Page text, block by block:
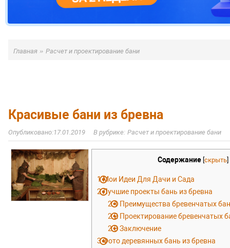
Главная » Расчет и проектирование бани
Красивые бани из бревна
17.01.2019 Расчет и проектирование бани
Содержание скрыть]
1Мои Идеи Для Дачи и Сада
2Лучшие проекты бань из бревна
2.1 Преимущества бревенчатых
2.2 Проектирование бревенчатых
2.3Заключение
3Фото деревянных бань из бревна